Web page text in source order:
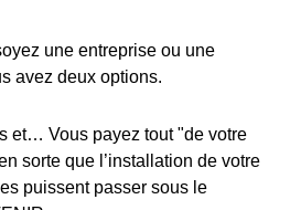
une entreprise ou une
avez deux options.
et… Vous payez tout "de votre
sorte que l’installation de votre
puissent passer sous le